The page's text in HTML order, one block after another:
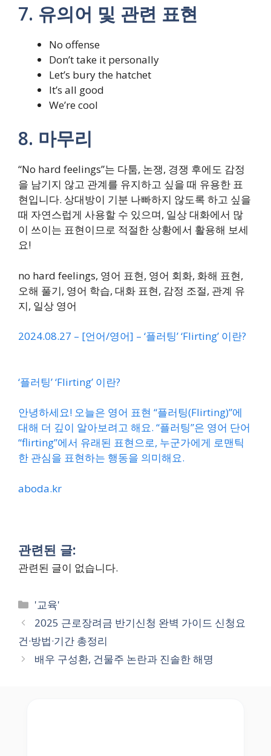
7. 유의어 및 관련 표현
No offense
Don’t take it personally
Let’s bury the hatchet
It’s all good
We’re cool
8. 마무리
“No hard feelings”는 다툼, 논쟁, 경쟁 후에도 감정
을 남기지 않고 관계를 유지하고 싶을 때 유용한 표
현입니다. 상대방이 기분 나빠하지 않도록 하고 싶을
때 자연스럽게 사용할 수 있으며, 일상 대화에서 많
이 쓰이는 표현이므로 적절한 상황에서 활용해 보세
요!
no hard feelings, 영어 표현, 영어 회화, 화해 표현,
오해 풀기, 영어 학습, 대화 표현, 감정 조절, 관계 유
지, 일상 영어
2024.08.27 – [언어/영어] – ‘플러팅’ ‘Flirting’ 이란?
‘플러팅’ ‘Flirting’ 이란?
안녕하세요! 오늘은 영어 표현 “플러팅(Flirting)”에
대해 더 깊이 알아보려고 해요. “플러팅”은 영어 단어
“flirting”에서 유래된 표현으로, 누군가에게 로맨틱
한 관심을 표현하는 행동을 의미해요.
aboda.kr
관련된 글:
관련된 글이 없습니다.
Categories
'교육'
2025 근로장려금 반기신청 완벽 가이드 신청요
건·방법·기간 총정리
배우 구성환, 건물주 논란과 진솔한 해명